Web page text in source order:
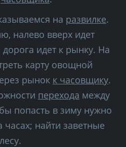
на развилке.
налево вверх идет
идет к рынку. На
карту овощной
рынок к часовщику.
перехода между
попасть в зиму нужно
часах; найти заветные